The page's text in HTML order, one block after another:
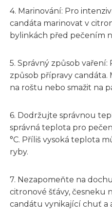
4. Marinování: Pro
candáta marinovat v
bylinkách před pečením
5. Správný způsob
způsob přípravy
na roštu nebo smažit na
6. Dodržujte správnou
správná teplota pro
°C. Příliš vysoká teplota
ryby.
7. Nezapomeňte na
citronové šťávy, česneku
candátu vynikající chuť a